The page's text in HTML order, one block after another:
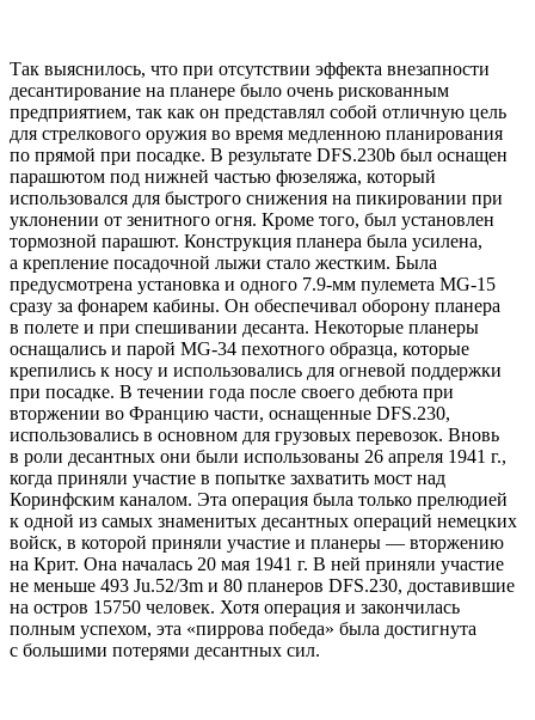
Так выяснилось, что при отсутствии эффекта внезапности
десантирование на планере было очень рискованным
предприятием, так как он представлял собой отличную цель
для стрелкового оружия во время медленною планирования
по прямой при посадке. В результате DFS.230b был оснащен
парашютом под нижней частью фюзеляжа, который
использовался для быстрого снижения на пикировании при
уклонении от зенитного огня. Кроме того, был установлен
тормозной парашют. Конструкция планера была усилена,
а крепление посадочной лыжи стало жестким. Была
предусмотрена установка и одного 7.9-мм пулемета МG-15
сразу за фонарем кабины. Он обеспечивал оборону планера
в полете и при спешивании десанта. Hекоторые планеры
оснащались и парой МG-34 пехотного образца, которые
крепились к носу и использовались для огневой поддержки
при посадке. В течении года после своего дебюта при
вторжении во Францию части, оснащенные DFS.230,
использовались в основном для грузовых перевозок. Вновь
в роли десантных они были использованы 26 апреля 1941 г.,
когда приняли участие в попытке захватить мост над
Коринфским каналом. Эта операция была только прелюдией
к одной из самых знаменитых десантных операций немецких
войск, в которой приняли участие и планеры — вторжению
на Крит. Она началась 20 мая 1941 г. В ней приняли участие
не меньше 493 Ju.52/Зm и 80 планеров DFS.230, доставившие
на остров 15750 человек. Хотя операция и закончилась
полным успехом, эта «пиррова победа» была достигнута
с большими потерями десантных сил.